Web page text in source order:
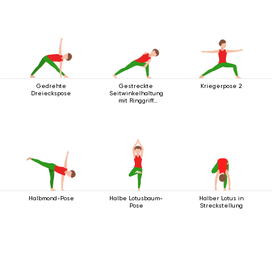
Gedrehte
Dreieckspose
Gestreckte
Seitwinkelhaltung
mit Ringgriff
Kriegerpose 2
Halbmond-Pose
Halbe Lotusbaum-
Pose
Halber Lotus in
Streckstellung